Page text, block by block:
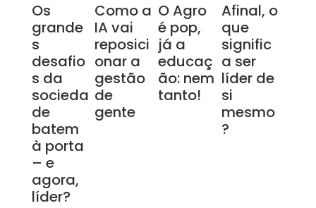
Os
grande
s
desafio
s da
socieda
de
batem
à porta
– e
agora,
líder?
Como a
IA vai
reposici
onar a
gestão
de
gente
O Agro
é pop,
já a
educaç
ão: nem
tanto!
Afinal, o
que
signific
a ser
líder de
si
mesmo
?